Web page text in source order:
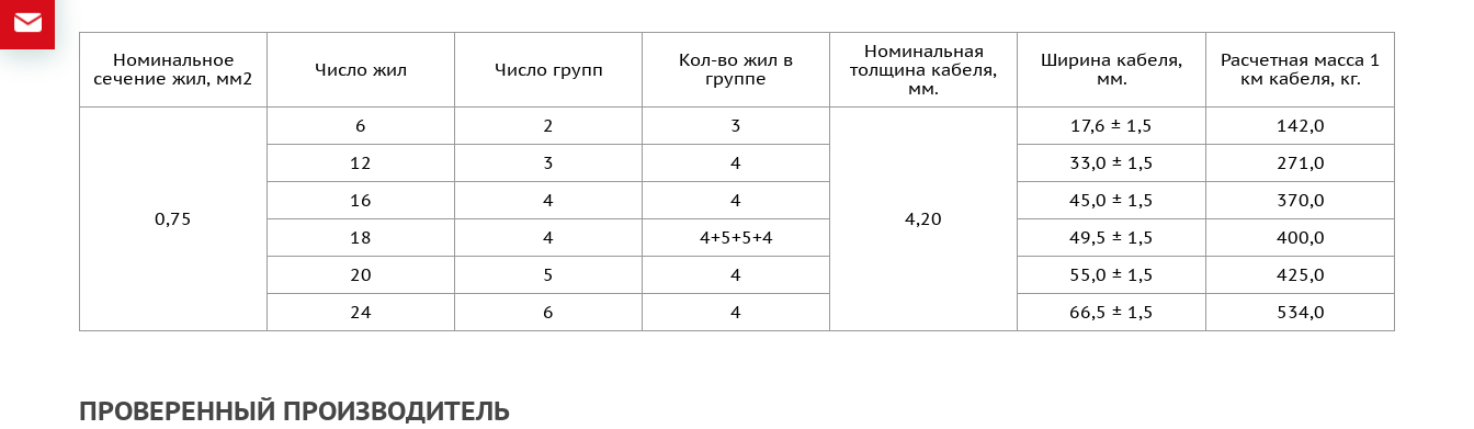
Номинальное
сечение жил, мм2
Число жил Число групп
Кол-во жил в
группе
Номинальная
толщина кабеля,
мм.
Ширина кабеля,
мм.
Расчетная масса 1
км кабеля, кг.
0,75
6 2 3
4,20
17,6 ± 1,5
142,0
12
3 4 33,0 ± 1,5
271,0
16
4 4 45,0 ± 1,5
370,0
18
4 4+5+5+4 49,5 ± 1,5
400,0
20
5 4 55,0 ± 1,5
425,0
24
6 4 66,5 ± 1,5 534,0
ПРОВЕРЕННЫЙ ПРОИЗВОДИТЕЛЬ